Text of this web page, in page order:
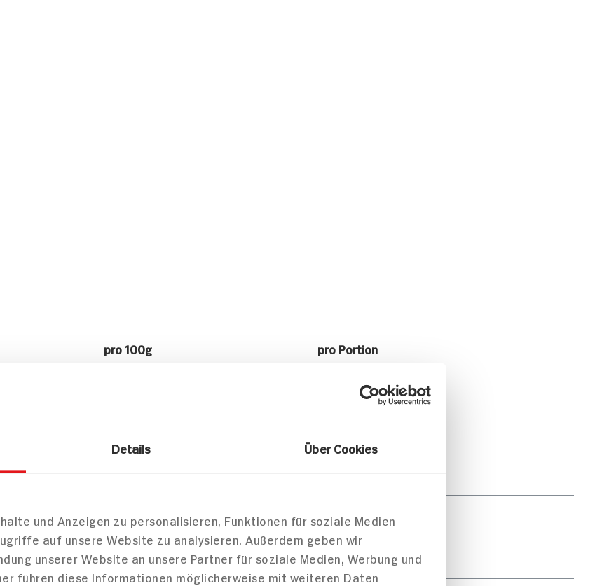
Details Über Cookies
und Anzeigen zu personalisieren, Funktionen für soziale Medien
auf unsere Website zu analysieren. Außerdem geben wir
unserer Website an unsere Partner für soziale Medien, Werbung und
führen diese Informationen möglicherweise mit weiteren Daten
pro 100g pro Portion
4.594kJ /1.101kcal
7g 47g
3g 21g